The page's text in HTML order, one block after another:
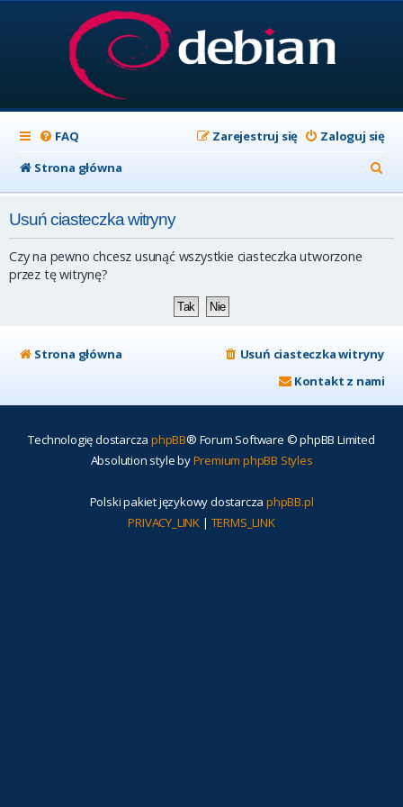
FAQ Zaloguj się
Zarejestruj się
Strona główna
z
Usuń ciasteczka witryny
Czy na pewno chcesz usunąć wszystkie ciasteczka utworzone
przez tę witrynę?
Strona główna
Usuń ciasteczka witryny
Kontakt z nami
Technologię dostarcza phpBB® Forum Software © phpBB Limited
Absolution style byPremium phpBB Styles
Polski pakiet językowy dostarcza phpBB.pl
PRIVACY_LINK | TERMS_LINK